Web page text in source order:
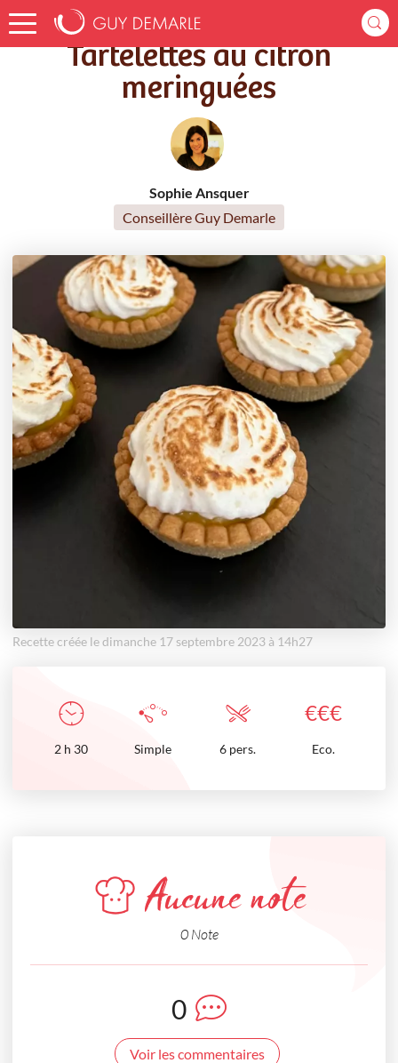
Accueil Recettes Tartelettes au citron meringuées
Tartelettes au citron
meringuées
Sophie Ansquer
Conseillère Guy Demarle
Recette créée le dimanche 17 septembre 2023 à 14h27
€€€
2 h 30 Simple 6 pers. Eco.
Aucune note
0 Note
0
Voir les commentaires